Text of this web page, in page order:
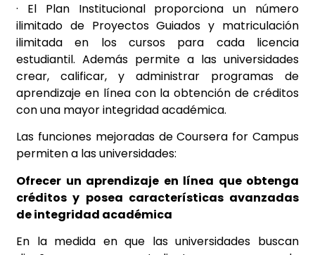
· El Plan Institucional proporciona un número
ilimitado de Proyectos Guiados y matriculación
ilimitada en los cursos para cada licencia
estudiantil. Además permite a las universidades
crear, calificar, y administrar programas de
aprendizaje en línea con la obtención de créditos
con una mayor integridad académica.
Las funciones mejoradas de Coursera for Campus
permiten a las universidades:
Ofrecer un aprendizaje en línea que obtenga
créditos y posea características avanzadas
de integridad académica
En la medida en que las universidades buscan